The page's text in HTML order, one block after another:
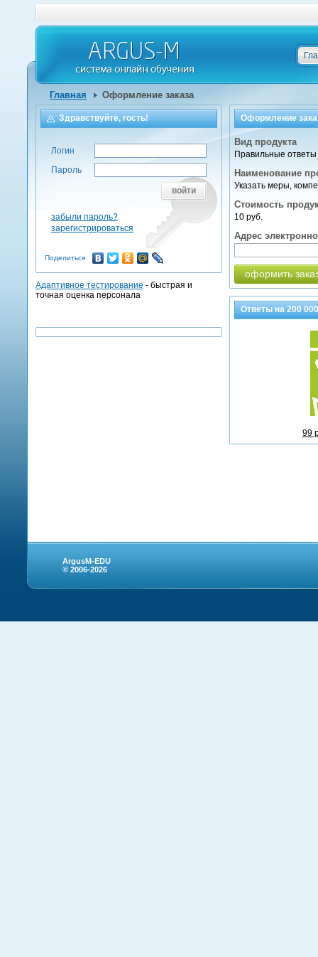
Главная Оформление заказа
Оформление
Вид продукта
Правильные ответы
Наименование
Указать меры,
Стоимость
10 руб.
Адрес
оформить
Ответы на200 000
99
Здравствуйте, гость!
Логин
Пароль
войти
забыли пароль?
зарегистрироваться
Поделиться
Адаптивное тестирование - быстрая и
точная оценка персонала
ArgusM-EDU
© 2006-2026